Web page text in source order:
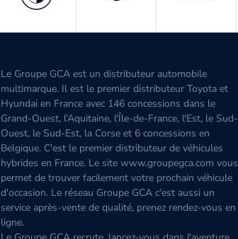
Le Groupe GCA est un distributeur automobile
multimarque. Il est le premier distributeur Toyota et
Hyundai en France avec 146 concessions dans le
Grand-Ouest, l’Aquitaine, l'Île-de-France, l'Est, le Sud-
Ouest, le Sud-Est, la Corse et 6 concessions en
Belgique. C'est le premier distributeur de véhicules
hybrides en France. Le site www.groupegca.com vous
permet de trouver facilement votre prochain véhicule
d'occasion. Le réseau Groupe GCA c'est aussi un
service après-vente de qualité, prenez rendez-vous en
ligne.